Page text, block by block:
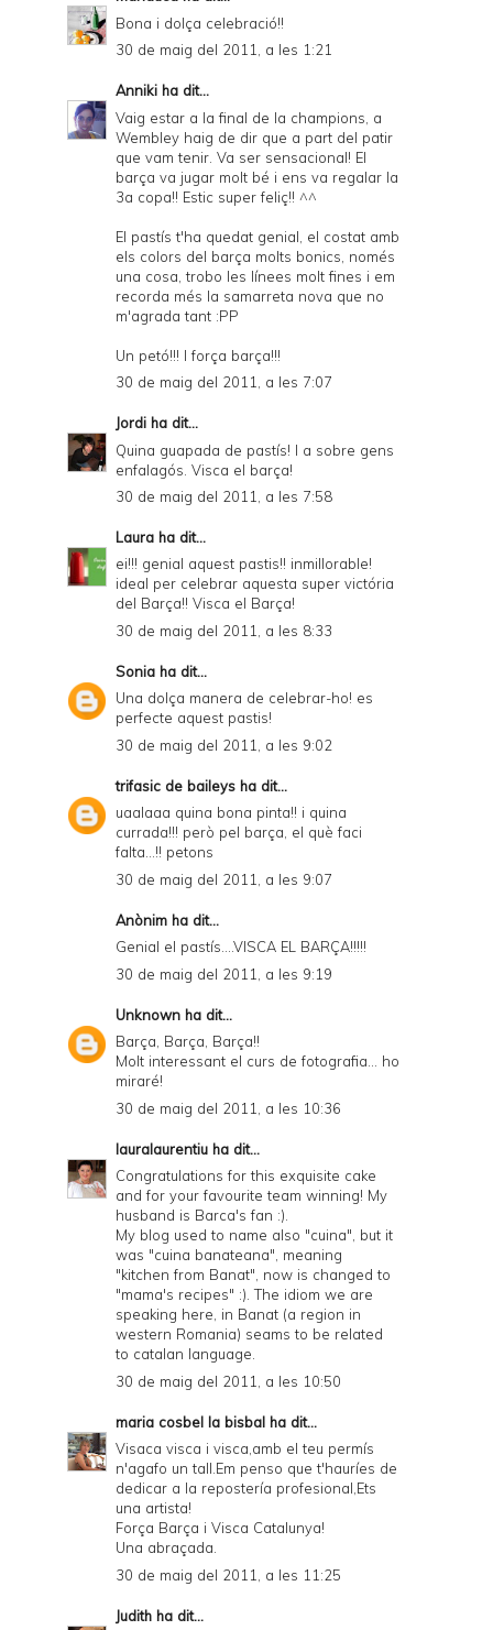
Bona i dolça celebració!!
30 de maig del 2011, a les 1:21
Anniki ha dit...
Vaig estar a la final de la champions, a
Wembley haig de dir que a part del patir
que vam tenir. Va ser sensacional! El
barça va jugar molt bé i ens va regalar la
3a copa!! Estic super feliç!! ^^
El pastís t'ha quedat genial, el costat amb
els colors del barça molts bonics, només
una cosa, trobo les línees molt fines i em
recorda més la samarreta nova que no
m'agrada tant :PP
Un petó!!! I força barça!!!
30 de maig del 2011, a les 7:07
Jordi ha dit...
Quina guapada de pastís! I a sobre gens
enfalagós. Visca el barça!
30 de maig del 2011, a les 7:58
Laura ha dit...
ei!!! genial aquest pastis!! inmillorable!
ideal per celebrar aquesta super victória
del Barça!! Visca el Barça!
30 de maig del 2011, a les 8:33
Sonia ha dit...
Una dolça manera de celebrar-ho! es
perfecte aquest pastis!
30 de maig del 2011, a les 9:02
trifasic de baileys ha dit...
uaalaaa quina bona pinta!! i quina
currada!!! però pel barça, el què faci
falta...!! petons
30 de maig del 2011, a les 9:07
Anònim ha dit...
Genial el pastís....VISCA EL BARÇA!!!!!
30 de maig del 2011, a les 9:19
Unknown ha dit...
Barça, Barça, Barça!!
Molt interessant el curs de fotografia... ho
miraré!
30 de maig del 2011, a les 10:36
lauralaurentiu ha dit...
Congratulations for this exquisite cake
and for your favourite team winning! My
husband is Barca's fan :).
My blog used to name also "cuina", but it
was "cuina banateana", meaning
"kitchen from Banat", now is changed to
"mama's recipes" :). The idiom we are
speaking here, in Banat (a region in
western Romania) seams to be related
to catalan language.
30 de maig del 2011, a les 10:50
maria cosbel la bisbal ha dit...
Visaca visca i visca,amb el teu permís
n'agafo un tall.Em penso que t'hauríes de
dedicar a la repostería profesional,Ets
una artista!
Força Barça i Visca Catalunya!
Una abraçada.
30 de maig del 2011, a les 11:25
Judith ha dit...